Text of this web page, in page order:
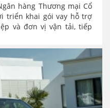
hàng Thương mại Cổ
triển khai gói vay hỗ trợ
và đơn vị vận tải, tiếp
kinh doanh hậu đại
mua xe Ford Transit
với lãi suất 0% năm.